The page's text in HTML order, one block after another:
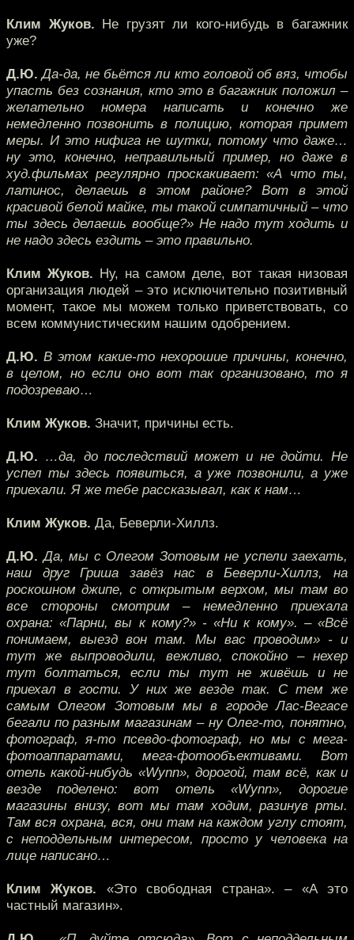
Клим Жуков. Не грузят ли кого-нибудь в багажник
уже?
Д.Ю. Да-да, не бьётся ли кто головой об вяз, чтобы
упасть без сознания, кто это в багажник положил –
желательно номера написать и конечно же
немедленно позвонить в полицию, которая примет
меры. И это нифига не шутки, потому что даже…
ну это, конечно, неправильный пример, но даже в
худ.фильмах регулярно проскакивает: «А что ты,
латинос, делаешь в этом районе? Вот в этой
красивой белой майке, ты такой симпатичный – что
ты здесь делаешь вообще?» Не надо тут ходить и
не надо здесь ездить – это правильно.
Клим Жуков. Ну, на самом деле, вот такая низовая
организация людей – это исключительно позитивный
момент, такое мы можем только приветствовать, со
всем коммунистическим нашим одобрением.
Д.Ю. В этом какие-то нехорошие причины, конечно,
в целом, но если оно вот так организовано, то я
подозреваю…
Клим Жуков. Значит, причины есть.
Д.Ю. …да, до последствий может и не дойти. Не
успел ты здесь появиться, а уже позвонили, а уже
приехали. Я же тебе рассказывал, как к нам…
Клим Жуков. Да, Беверли-Хиллз.
Д.Ю. Да, мы с Олегом Зотовым не успели заехать,
наш друг Гриша завёз нас в Беверли-Хиллз, на
роскошном джипе, с открытым верхом, мы там во
все стороны смотрим – немедленно приехала
охрана: «Парни, вы к кому?» - «Ни к кому». – «Всё
понимаем, выезд вон там. Мы вас проводим» - и
тут же выпроводили, вежливо, спокойно – нехер
тут болтаться, если ты тут не живёшь и не
приехал в гости. У них же везде так. С тем же
самым Олегом Зотовым мы в городе Лас-Вегасе
бегали по разным магазинам – ну Олег-то, понятно,
фотограф, я-то псевдо-фотограф, но мы с мега-
фотоаппаратами, мега-фотообъективами. Вот
отель какой-нибудь «Wynn», дорогой, там всё, как и
везде поделено: вот отель «Wynn», дорогие
магазины внизу, вот мы там ходим, разинув рты.
Там вся охрана, вся, они там на каждом углу стоят,
с неподдельным интересом, просто у человека на
лице написано…
Клим Жуков. «Это свободная страна». – «А это
частный магазин».